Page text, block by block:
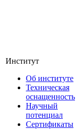
Институт
Об институте
Техническая
оснащенность
Научный
потенциал
Сертификаты